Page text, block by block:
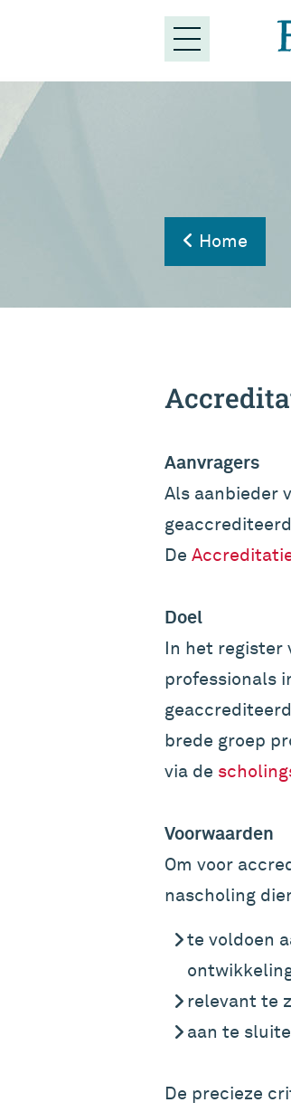
Home
Aanvragers
Als aanbieder
De
Doel
In het register
professionals
brede groep
via de
Voorwaarden
Om voor
nascholing
te voldoen
relevant te
aan te
De precieze